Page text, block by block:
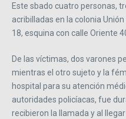
Este sbado cuatro personas,
acribilladas en la colonia
18, esquina con calle Oriente
De las víctimas, dos varones
mientras el otro sujeto y la
hospital para su atención
autoridades policíacas, fue
recibieron la llamada y al